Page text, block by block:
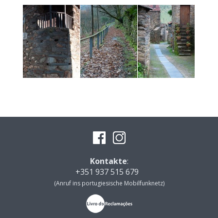
Kontakte:
+351 937 515 679
(Anruf ins portugiesische Mobilfunknetz)